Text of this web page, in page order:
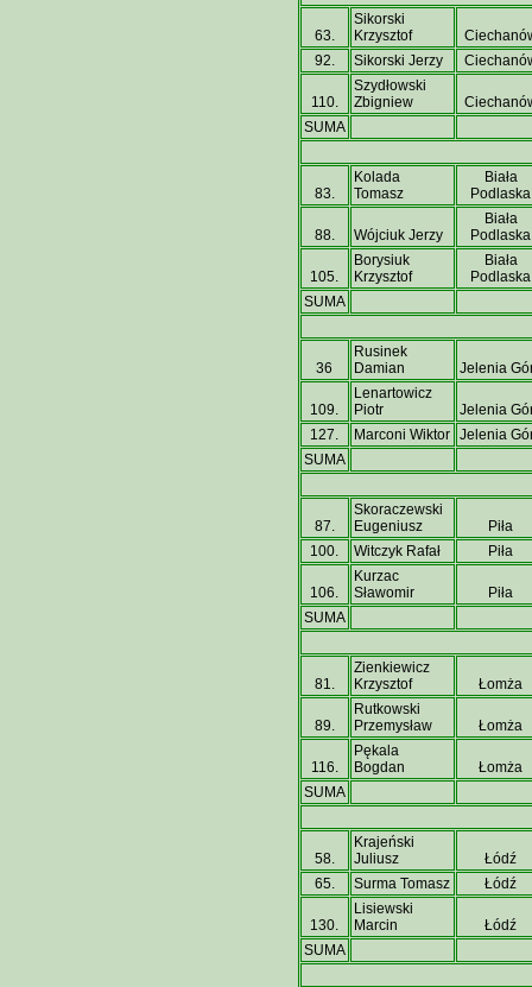
63.
Sikorski
Krzysztof
92.
Sikorski Jerzy
110.
Szydłowski
Zbigniew
SUMA
83.
Kolada
Tomasz
Biała
Podlaska
88. Wójciuk Jerzy
Biała
Podlaska
105.
Borysiuk
Krzysztof
Biała
Podlaska
SUMA
36
Rusinek
Damian
Jelenia
109.
Lenartowicz
Piotr
Jelenia
127.
Marconi Wiktor
Jelenia
SUMA
87.
Skoraczewski
Eugeniusz
Piła
100.
Witczyk Rafał Piła
106.
Kurzac
Sławomir
Piła
SUMA
81.
Zienkiewicz
Krzysztof
Łomża
89.
Rutkowski
Przemysław
Łomża
116.
Pękala
Bogdan
Łomża
SUMA
58.
Krajeński
Juliusz
Łódź
65.
Surma Tomasz Łódź
130.
Lisiewski
Marcin
Łódź
SUMA